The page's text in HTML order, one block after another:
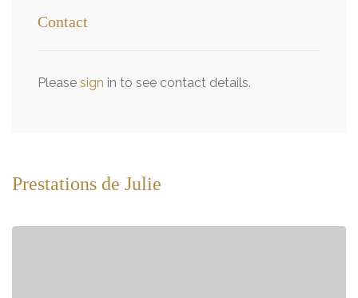
Contact
Please sign in to see contact details.
Prestations de Julie